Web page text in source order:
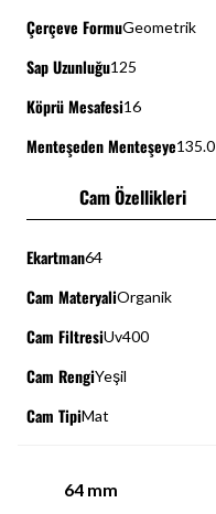
Çerçeve FormuGeometrik
Sap Uzunluğu125
Köprü Mesafesi16
Menteşeden Menteşeye135.0
Cam Özellikleri
Ekartman64
Cam MateryaliOrganik
Cam FiltresiUv400
Cam RengiYeşil
Cam TipiMat
64 mm